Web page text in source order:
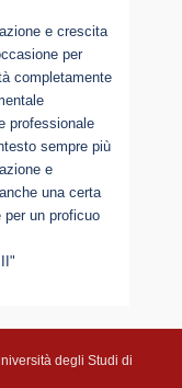
e crescita
per
completamente
professionale
sempre più
e
una certa
per un proficuo
degli Studi di